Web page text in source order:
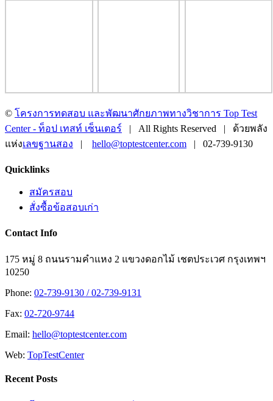
© โครงการทดสอบ และพัฒนาศักยภาพทางวิชาการ Top Test
Center - ท็อป เทสท์ เซ็นเตอร์ | All Rights Reserved | ด้วยพลัง
แห่งเลขฐานสอง | hello@toptestcenter.com | 02-739-9130
Toggle
Quicklinks
สมัครสอบ
สั่งซื้อข้อสอบเก่า
Contact Info
175 หมู่ 8 ถนนรามคำแหง 2 แขวงดอกไม้ เชตประเวศ กรุงเทพฯ
10250
Phone: 02-739-9130 / 02-739-9131
Fax: 02-720-9744
Email: hello@toptestcenter.com
Web: TopTestCenter
Recent Posts